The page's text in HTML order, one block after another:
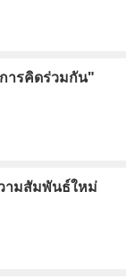
ารคิดร่วมกัน"
ามสัมพันธ์ใหม่